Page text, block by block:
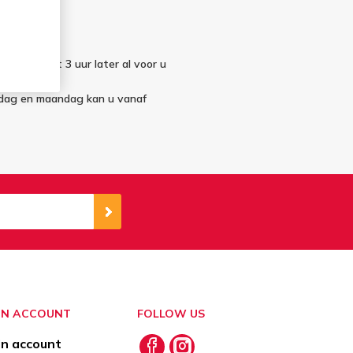
staat 3 uur later al voor u
en maandag kan u vanaf
ACCOUNT
account
FOLLOW US